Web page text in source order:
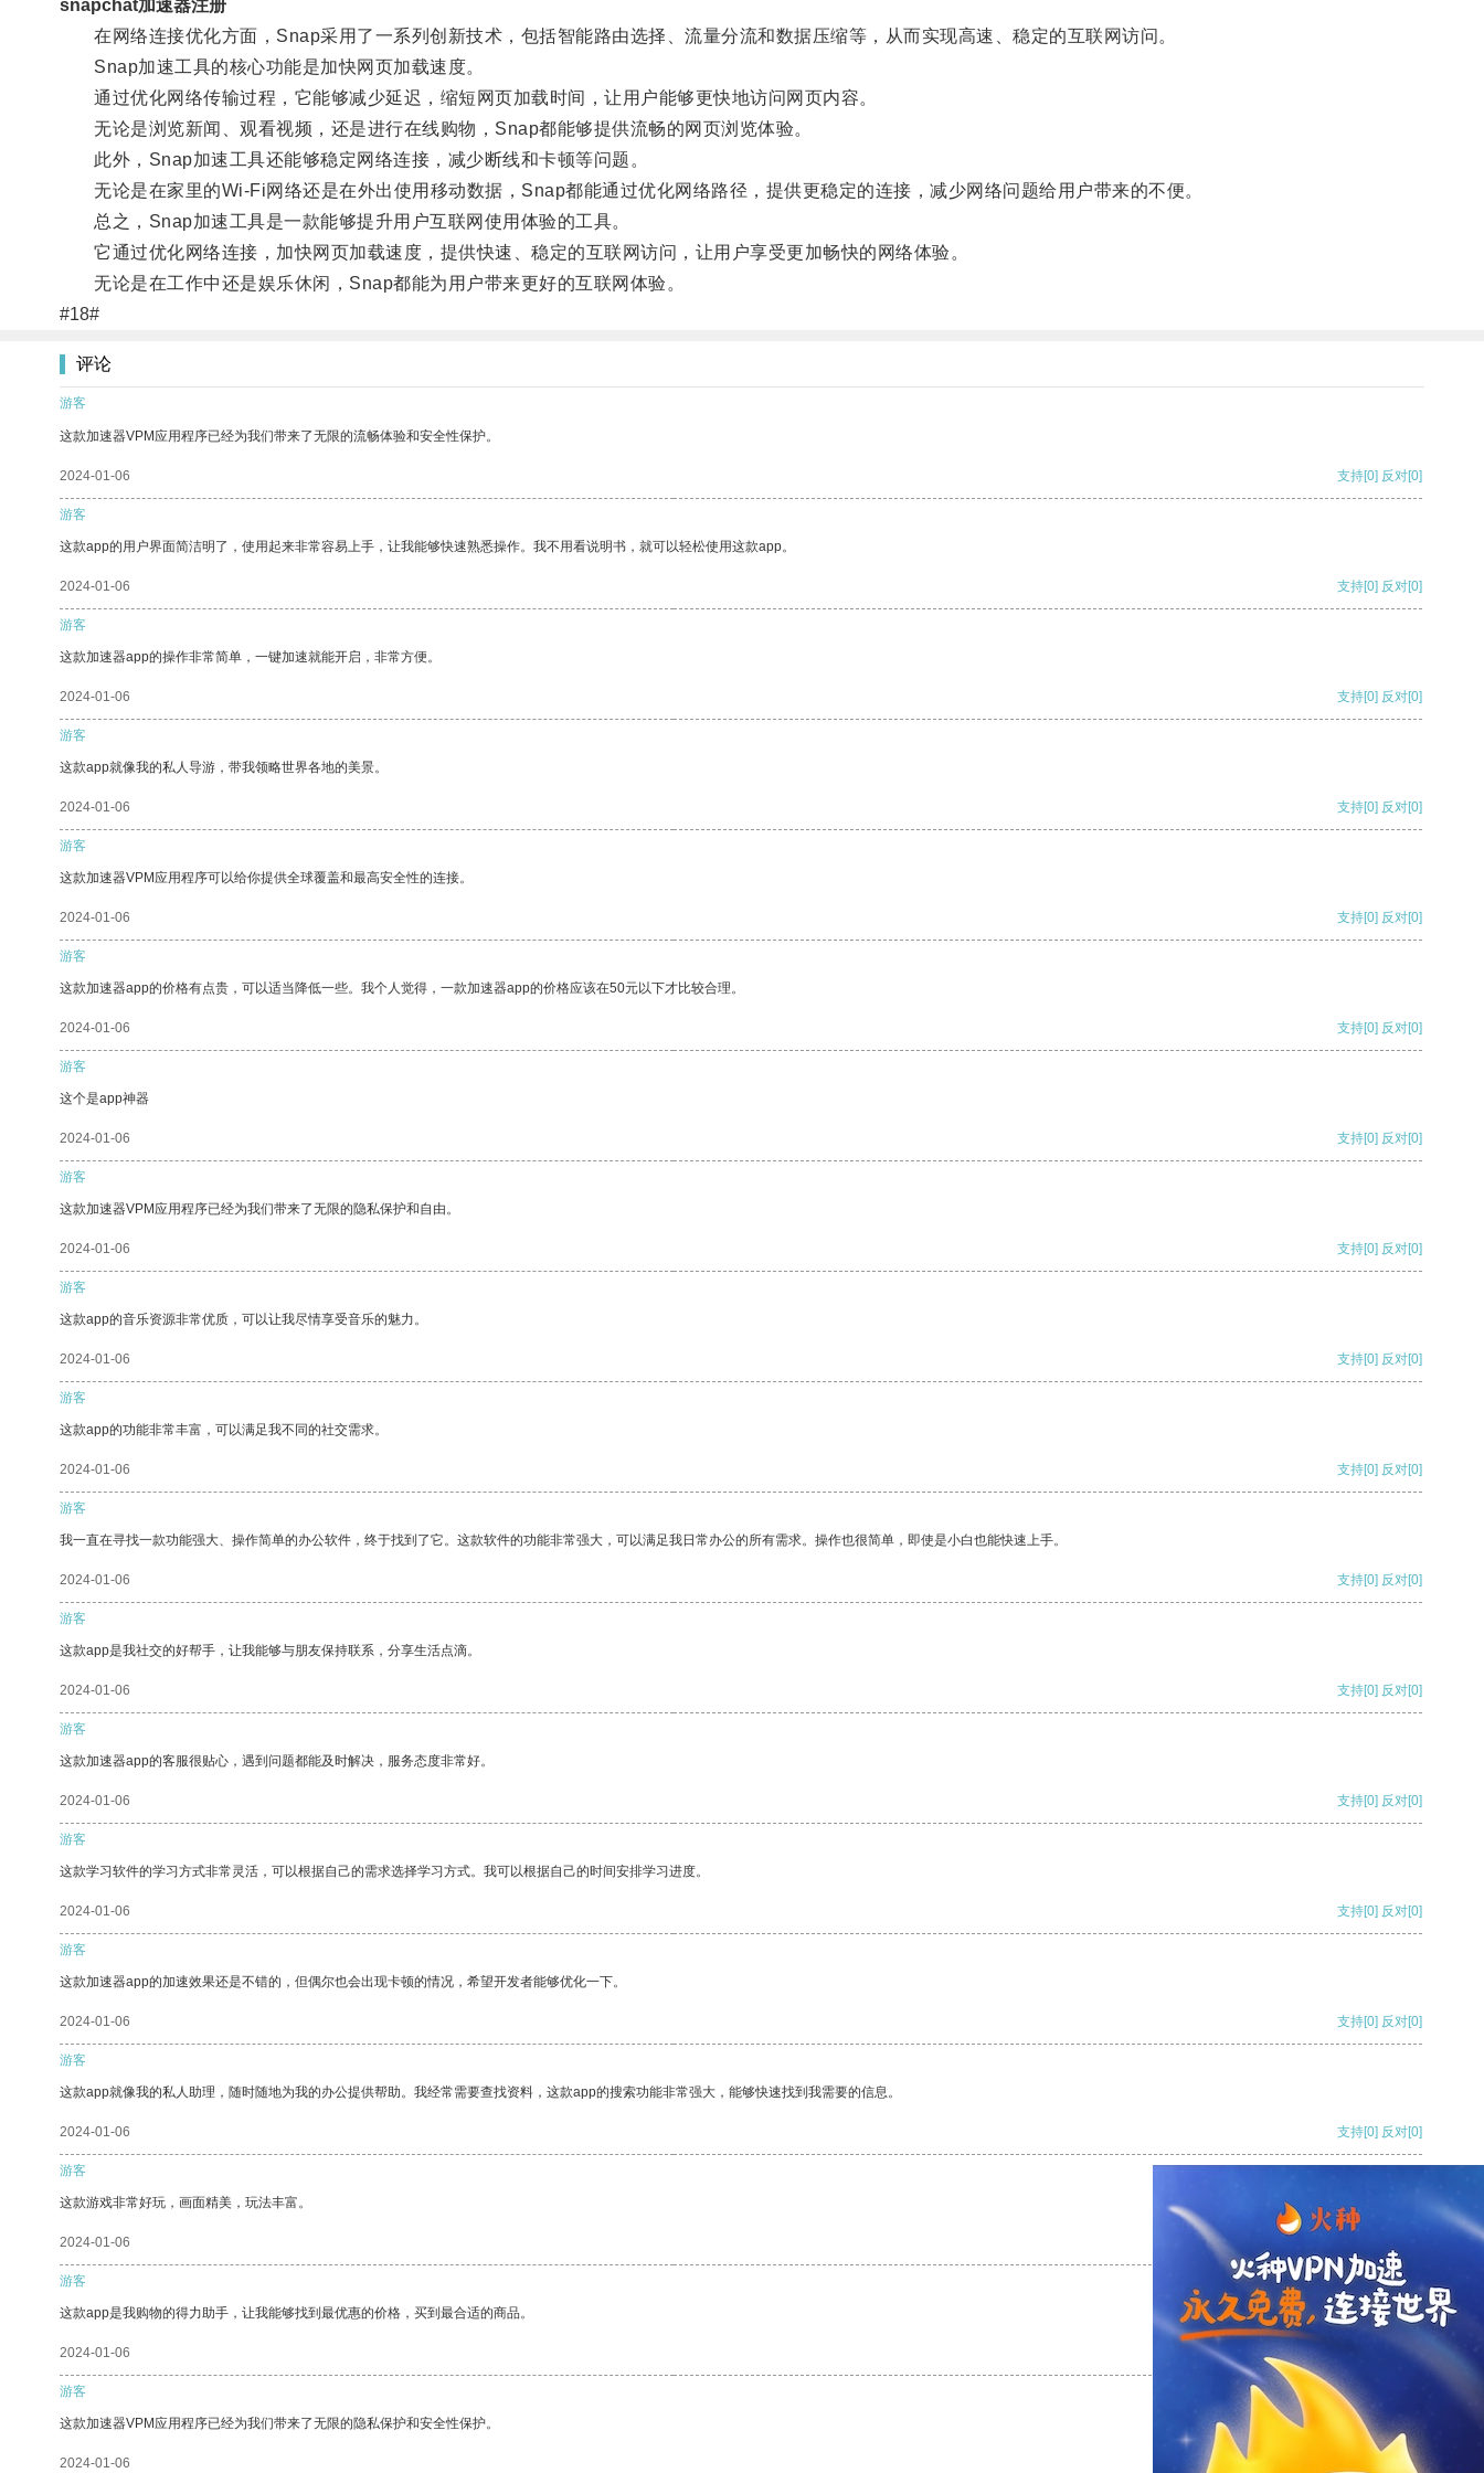
snapchat加速器注册
在网络连接优化方面，Snap采用了一系列创新技术，包括智能路由选择、流量分流和数据压缩等，从而实现高速、稳定的互联网访问。
Snap加速工具的核心功能是加快网页加载速度。
通过优化网络传输过程，它能够减少延迟，缩短网页加载时间，让用户能够更快地访问网页内容。
无论是浏览新闻、观看视频，还是进行在线购物，Snap都能够提供流畅的网页浏览体验。
此外，Snap加速工具还能够稳定网络连接，减少断线和卡顿等问题。
无论是在家里的Wi-Fi网络还是在外出使用移动数据，Snap都能通过优化网络路径，提供更稳定的连接，减少网络问题给用户带来的不便。
总之，Snap加速工具是一款能够提升用户互联网使用体验的工具。
它通过优化网络连接，加快网页加载速度，提供快速、稳定的互联网访问，让用户享受更加畅快的网络体验。
无论是在工作中还是娱乐休闲，Snap都能为用户带来更好的互联网体验。
#18#
评论
游客
这款加速器VPM应用程序已经为我们带来了无限的流畅体验和安全性保护。
2024-01-06 支持[0] 反对[0]
游客
这款app的用户界面简洁明了，使用起来非常容易上手，让我能够快速熟悉操作。我不用看说明书，就可以轻松使用这款app。
2024-01-06 支持[0] 反对[0]
游客
这款加速器app的操作非常简单，一键加速就能开启，非常方便。
2024-01-06 支持[0] 反对[0]
游客
这款app就像我的私人导游，带我领略世界各地的美景。
2024-01-06 支持[0] 反对[0]
游客
这款加速器VPM应用程序可以给你提供全球覆盖和最高安全性的连接。
2024-01-06 支持[0] 反对[0]
游客
这款加速器app的价格有点贵，可以适当降低一些。我个人觉得，一款加速器app的价格应该在50元以下才比较合理。
2024-01-06 支持[0] 反对[0]
游客
这个是app神器
2024-01-06 支持[0] 反对[0]
游客
这款加速器VPM应用程序已经为我们带来了无限的隐私保护和自由。
2024-01-06 支持[0] 反对[0]
游客
这款app的音乐资源非常优质，可以让我尽情享受音乐的魅力。
2024-01-06 支持[0] 反对[0]
游客
这款app的功能非常丰富，可以满足我不同的社交需求。
2024-01-06 支持[0] 反对[0]
游客
我一直在寻找一款功能强大、操作简单的办公软件，终于找到了它。这款软件的功能非常强大，可以满足我日常办公的所有需求。操作也很简单，即使是小白也能快速上手。
2024-01-06 支持[0] 反对[0]
游客
这款app是我社交的好帮手，让我能够与朋友保持联系，分享生活点滴。
2024-01-06 支持[0] 反对[0]
游客
这款加速器app的客服很贴心，遇到问题都能及时解决，服务态度非常好。
2024-01-06 支持[0] 反对[0]
游客
这款学习软件的学习方式非常灵活，可以根据自己的需求选择学习方式。我可以根据自己的时间安排学习进度。
2024-01-06 支持[0] 反对[0]
游客
这款加速器app的加速效果还是不错的，但偶尔也会出现卡顿的情况，希望开发者能够优化一下。
2024-01-06 支持[0] 反对[0]
游客
这款app就像我的私人助理，随时随地为我的办公提供帮助。我经常需要查找资料，这款app的搜索功能非常强大，能够快速找到我需要的信息。
2024-01-06 支持[0] 反对[0]
游客
这款游戏非常好玩，画面精美，玩法丰富。
2024-01-06
游客
这款app是我购物的得力助手，让我能够找到最优惠的价格，买到最合适的商品。
2024-01-06 反对
游客
这款加速器VPM应用程序已经为我们带来了无限的隐私保护和安全性保护。
2024-01-06 反对[0]